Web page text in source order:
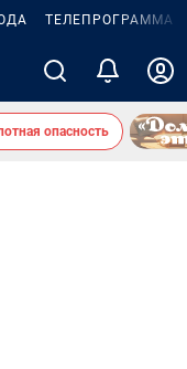
ТЕЛЕПРОГРАММА
опасность